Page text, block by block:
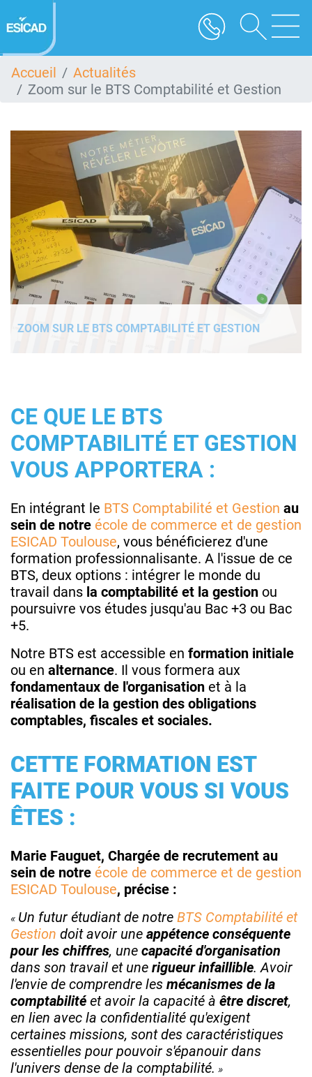
au
contenu
Accueil
Actualités
Zoom sur le BTS Comptabilité et Gestion
ZOOM SUR LE BTS COMPTABILITÉ ET GESTION
CE QUE LE BTS
COMPTABILITÉ ET GESTION
VOUS APPORTERA :
En intégrant le BTS Comptabilité et Gestion au
sein de notre école de commerce et de gestion
ESICAD Toulouse, vous bénéficierez d'une
formation professionnalisante. A l'issue de ce
BTS, deux options : intégrer le monde du
travail dans la comptabilité et la gestion ou
poursuivre vos études jusqu'au Bac +3 ou Bac
+5.
Notre BTS est accessible en formation initiale
ou en alternance. Il vous formera aux
fondamentaux de l'organisation et à la
réalisation de la gestion des obligations
comptables, fiscales et sociales.
CETTE FORMATION EST
FAITE POUR VOUS SI VOUS
ÊTES :
Marie Fauguet, Chargée de recrutement au
sein de notre école de commerce et de gestion
ESICAD Toulouse, précise :
Un futur étudiant de notre BTS Comptabilité et
Gestion doit avoir une appétence conséquente
pour les chiffres, une capacité d'organisation
dans son travail et une rigueur infaillible. Avoir
l'envie de comprendre les mécanismes de la
comptabilité et avoir la capacité à être discret,
en lien avec la confidentialité qu'exigent
certaines missions, sont des caractéristiques
essentielles pour pouvoir s'épanouir dans
l'univers dense de la comptabilité.